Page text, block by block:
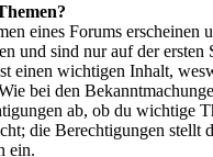
eines Forums erscheinen
und sind nur auf der ersten
einen wichtigen Inhalt,
bei den
ab, ob du wichtige
die Berechtigungen stellt
ein.